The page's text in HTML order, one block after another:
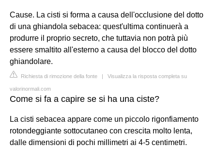
Cause. La cisti si forma a causa dell'occlusione del dotto
di una ghiandola sebacea: quest'ultima continuerà a
produrre il proprio secreto, che tuttavia non potrà più
essere smaltito all'esterno a causa del blocco del dotto
ghiandolare.
Richiesta di rimozione della fonte | Visualizza la risposta completa su
valorinormali.com
Come si fa a capire se si ha una ciste?
La cisti sebacea appare come un piccolo rigonfiamento
rotondeggiante sottocutaneo con crescita molto lenta,
dalle dimensioni di pochi millimetri ai 4-5 centimetri.